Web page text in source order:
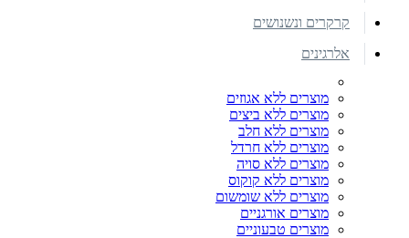
קרקרים ונשנושים
אלרגינים
מוצרים ללא אגוזים
מוצרים ללא ביצים
מוצרים ללא חלב
מוצרים ללא חרדל
מוצרים ללא סויה
מוצרים ללא קוקוס
מוצרים ללא שומשום
מוצרים אורגניים
מוצרים טבעוניים